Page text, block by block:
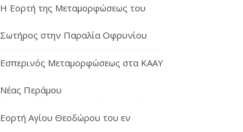
Η Εορτή της Μεταμορφώσεως του
Σωτήρος στην Παραλία Οφρυνίου
Εσπερινός Μεταμορφώσεως στα ΚΑΑΥ
Νέας Περάμου
Εορτή Αγίου Θεοδώρου του εν